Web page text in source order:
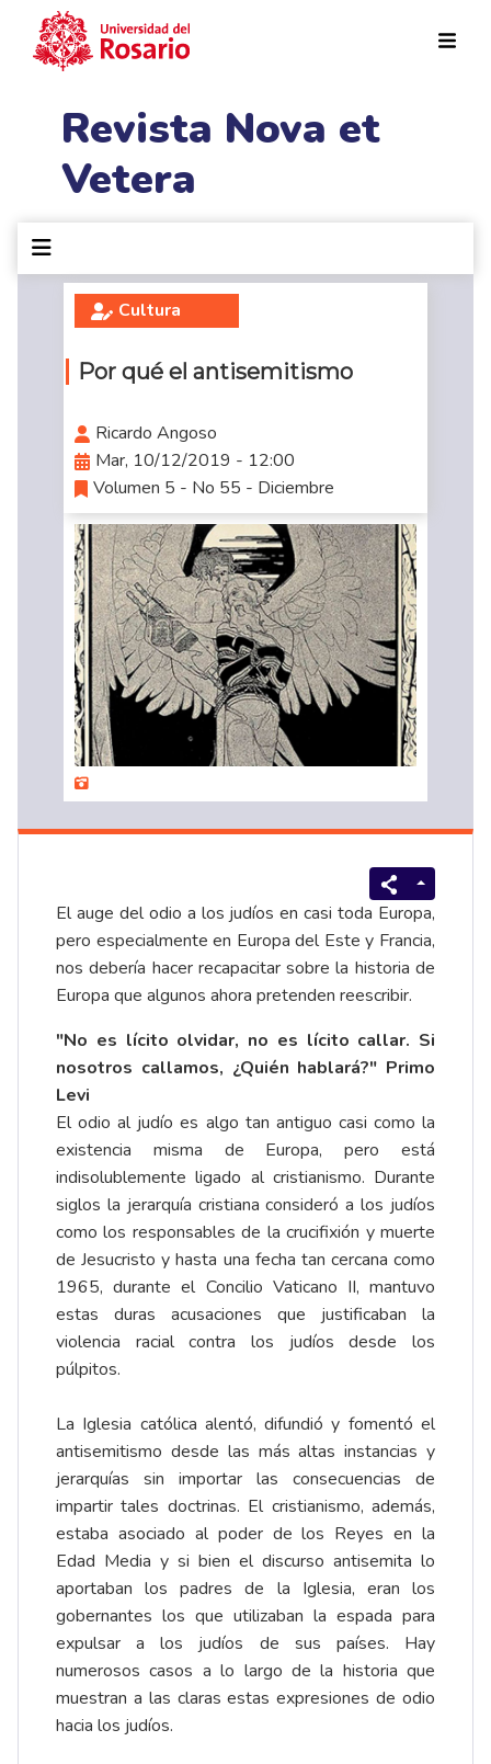
Revista Nova et
Vetera
Cultura
Por qué el antisemitismo
Ricardo Angoso
Mar, 10/12/2019 - 12:00
Volumen 5 - No 55 - Diciembre
El auge del odio a los judíos en casi toda Europa,
pero especialmente en Europa del Este y Francia,
nos debería hacer recapacitar sobre la historia de
Europa que algunos ahora pretenden reescribir.
"No es lícito olvidar, no es lícito callar. Si
nosotros callamos, ¿Quién hablará?" Primo
Levi
El odio al judío es algo tan antiguo casi como la
existencia misma de Europa, pero está
indisolublemente ligado al cristianismo. Durante
siglos la jerarquía cristiana consideró a los judíos
como los responsables de la crucifixión y muerte
de Jesucristo y hasta una fecha tan cercana como
1965, durante el Concilio Vaticano II, mantuvo
estas duras acusaciones que justificaban la
violencia racial contra los judíos desde los
púlpitos.
La Iglesia católica alentó, difundió y fomentó el
antisemitismo desde las más altas instancias y
jerarquías sin importar las consecuencias de
impartir tales doctrinas. El cristianismo, además,
estaba asociado al poder de los Reyes en la
Edad Media y si bien el discurso antisemita lo
aportaban los padres de la Iglesia, eran los
gobernantes los que utilizaban la espada para
expulsar a los judíos de sus países. Hay
numerosos casos a lo largo de la historia que
muestran a las claras estas expresiones de odio
hacia los judíos.